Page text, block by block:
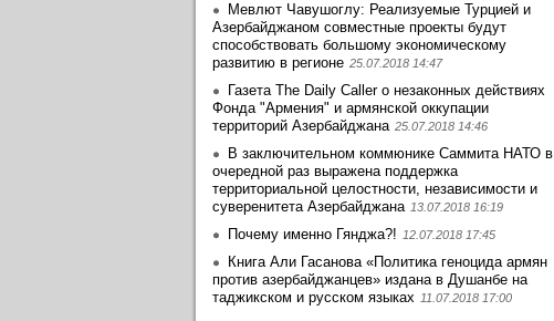
Мевлют Чавушоглу: Реализуемые Турцией и
Азербайджаном совместные проекты будут
способствовать большому экономическому
развитию в регионе 25.07.2018 14:47
Газета The Daily Caller о незаконных действиях
Фонда "Армения" и армянской оккупации
территорий Азербайджана 25.07.2018 14:46
В заключительном коммюнике Саммита НАТО в
очередной раз выражена поддержка
территориальной целостности, независимости и
суверенитета Азербайджана 13.07.2018 16:19
Почему именно Гянджа?! 12.07.2018 17:45
Книга Али Гасанова «Политика геноцида армян
против азербайджанцев» издана в Душанбе на
таджикском и русском языках 11.07.2018 17:00